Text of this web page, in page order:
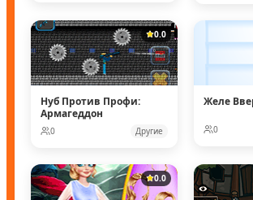
0.0
Нуб Против Профи:
Армагеддон
0 Другие
Желе
0
0.0